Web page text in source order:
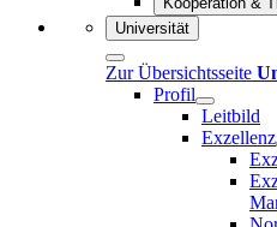
Universität
Zur Übersichtsseite
Profil
Leitbild
Exzellenz